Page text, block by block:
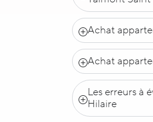
Achat
Achat
Les erreurs à
Hilaire